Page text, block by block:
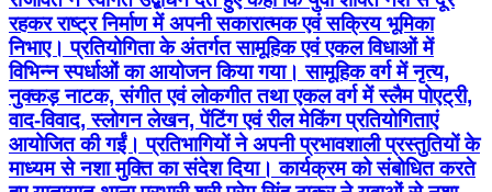
रहकर राष्ट्र निर्माण में अपनी सकारात्मक एवं सक्रिय भूमिका
निभाए। प्रतियोगिता के अंतर्गत सामूहिक एवं एकल विधाओं में
विभिन्न स्पर्धाओं का आयोजन किया गया। सामूहिक वर्ग में नृत्य,
नुक्कड़ नाटक, संगीत एवं लोकगीत तथा एकल वर्ग में स्लैम पोएट्री,
वाद-विवाद, स्लोगन लेखन, पेंटिंग एवं रील मेकिंग प्रतियोगिताएं
आयोजित की गईं। प्रतिभागियों ने अपनी प्रभावशाली प्रस्तुतियों के
माध्यम से नशा मुक्ति का संदेश दिया। कार्यक्रम को संबोधित करते